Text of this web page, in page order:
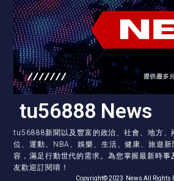
tu56888 News
tu56888新聞以及豐富的政治、社會、地方、
位、運動、NBA、娛樂、生活、健康、旅遊
容，滿足行動世代的需求。為您掌握最新時
友歡迎訂閱唷！
Copyright© 2023 News All Rights